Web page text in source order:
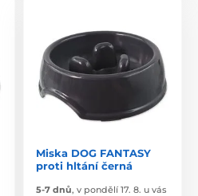
Miska DOG FANTASY
proti hltání černá
5-7 dnů, v pondělí 17. 8. u vás